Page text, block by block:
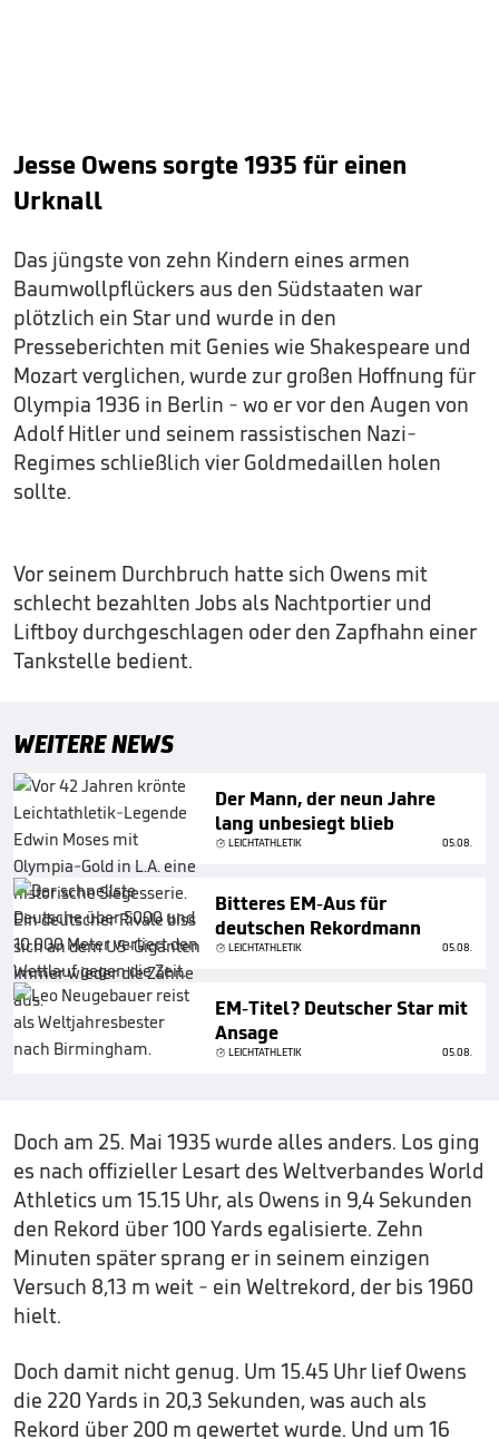
Jesse Owens sorgte 1935 für einen
Urknall
Das jüngste von zehn Kindern eines armen
Baumwollpflückers aus den Südstaaten war
plötzlich ein Star und wurde in den
Presseberichten mit Genies wie Shakespeare und
Mozart verglichen, wurde zur großen Hoffnung für
Olympia 1936 in Berlin - wo er vor den Augen von
Adolf Hitler und seinem rassistischen Nazi-
Regimes schließlich vier Goldmedaillen holen
sollte.
Vor seinem Durchbruch hatte sich Owens mit
schlecht bezahlten Jobs als Nachtportier und
Liftboy durchgeschlagen oder den Zapfhahn einer
Tankstelle bedient.
WEITERE NEWS
Der Mann, der neun Jahre
lang unbesiegt blieb
LEICHTATHLETIK 05.08.
Bitteres EM-Aus für
deutschen Rekordmann
LEICHTATHLETIK 05.08.
EM-Titel? Deutscher Star mit
Ansage
LEICHTATHLETIK 05.08.
Doch am 25. Mai 1935 wurde alles anders. Los ging
es nach offizieller Lesart des Weltverbandes World
Athletics um 15.15 Uhr, als Owens in 9,4 Sekunden
den Rekord über 100 Yards egalisierte. Zehn
Minuten später sprang er in seinem einzigen
Versuch 8,13 m weit - ein Weltrekord, der bis 1960
hielt.
Doch damit nicht genug. Um 15.45 Uhr lief Owens
die 220 Yards in 20,3 Sekunden, was auch als
Rekord über 200 m gewertet wurde. Und um 16